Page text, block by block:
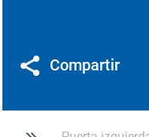
Compartir